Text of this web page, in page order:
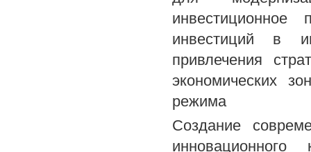
инвестиционное
инвестиций в
привлечения
экономических
режима
Создание